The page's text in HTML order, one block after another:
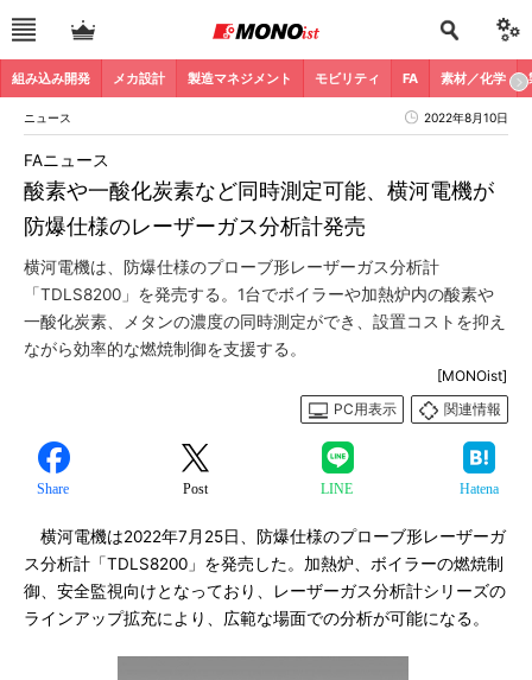
組み込み開発 メカ設計 製造マネジメント モビリティ FA 素材／化学
ニュース 2022年8月10日
酸素や一酸化炭素など同時測定可能、横河電機が
防爆仕様のレーザーガス分析計発売
FAニュース
横河電機は、防爆仕様のプローブ形レーザーガス分析計
「TDLS8200」を発売する。1台でボイラーや加熱炉内の酸素や
一酸化炭素、メタンの濃度の同時測定ができ、設置コストを抑え
ながら効率的な燃焼制御を支援する。
[MONOist]
PC用表示
関連情報
Share Post LINE Hatena
横河電機は2022年7月25日、防爆仕様のプローブ形レーザーガ
ス分析計「TDLS8200」を発売した。加熱炉、ボイラーの燃焼制
御、安全監視向けとなっており、レーザーガス分析計シリーズの
ラインアップ拡充により、広範な場面での分析が可能になる。